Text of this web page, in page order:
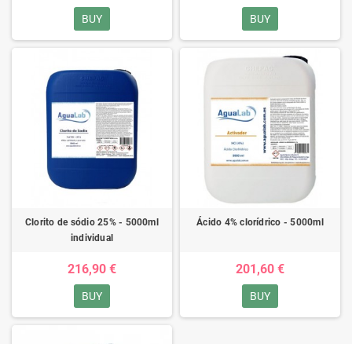
BUY BUY
Clorito de sódio 25% - 5000ml
individual
216,90 €
BUY
Ácido 4% clorídrico - 5000ml
201,60 €
BUY